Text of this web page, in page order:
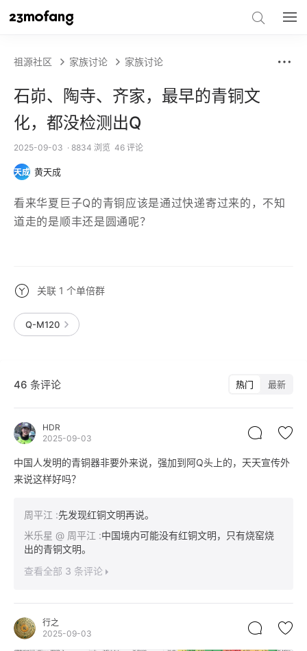
祖源社区 家族讨论 家族讨论
石峁、陶寺、齐家，最早的青铜文
化，都没检测出Q
2025-09-03 · 8834 浏览 46 评论
天成 黄天成
看来华夏巨子Q的青铜应该是通过快递寄过来的，不知
道走的是顺丰还是圆通呢？
关联 1 个单倍群
Q-M120
46 条评论 热门 最新
HDR
2025-09-03
中国人发明的青铜器非要外来说，强加到阿Q头上的，天天宣传外
来说这样好吗？
周平江 :先发现红铜文明再说。
米乐星 @ 周平江 :中国境内可能没有红铜文明，只有烧窑烧
出的青铜文明。
查看全部 3 条评论
行之
2025-09-03